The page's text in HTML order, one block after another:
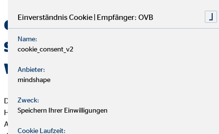
Cyberversicherung – reale
Sicherheit in der digitalen
Welt
Das Handwerk wird digitaler: Bereits zwei von drei
Handwerkbetrieben setzen auf digitale Technologien und
Anwendungen. Ein Angriff auf das Netzt kann den Lebensnerv
Einverständnis Cookie | Empfänger: OVB
Name:
cookie_consent_v2
Anbieter:
mindshape
Zweck:
Speichern Ihrer Einwilligungen
Cookie Laufzeit: